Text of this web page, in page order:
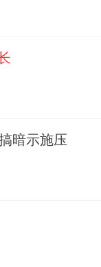
暗示施压